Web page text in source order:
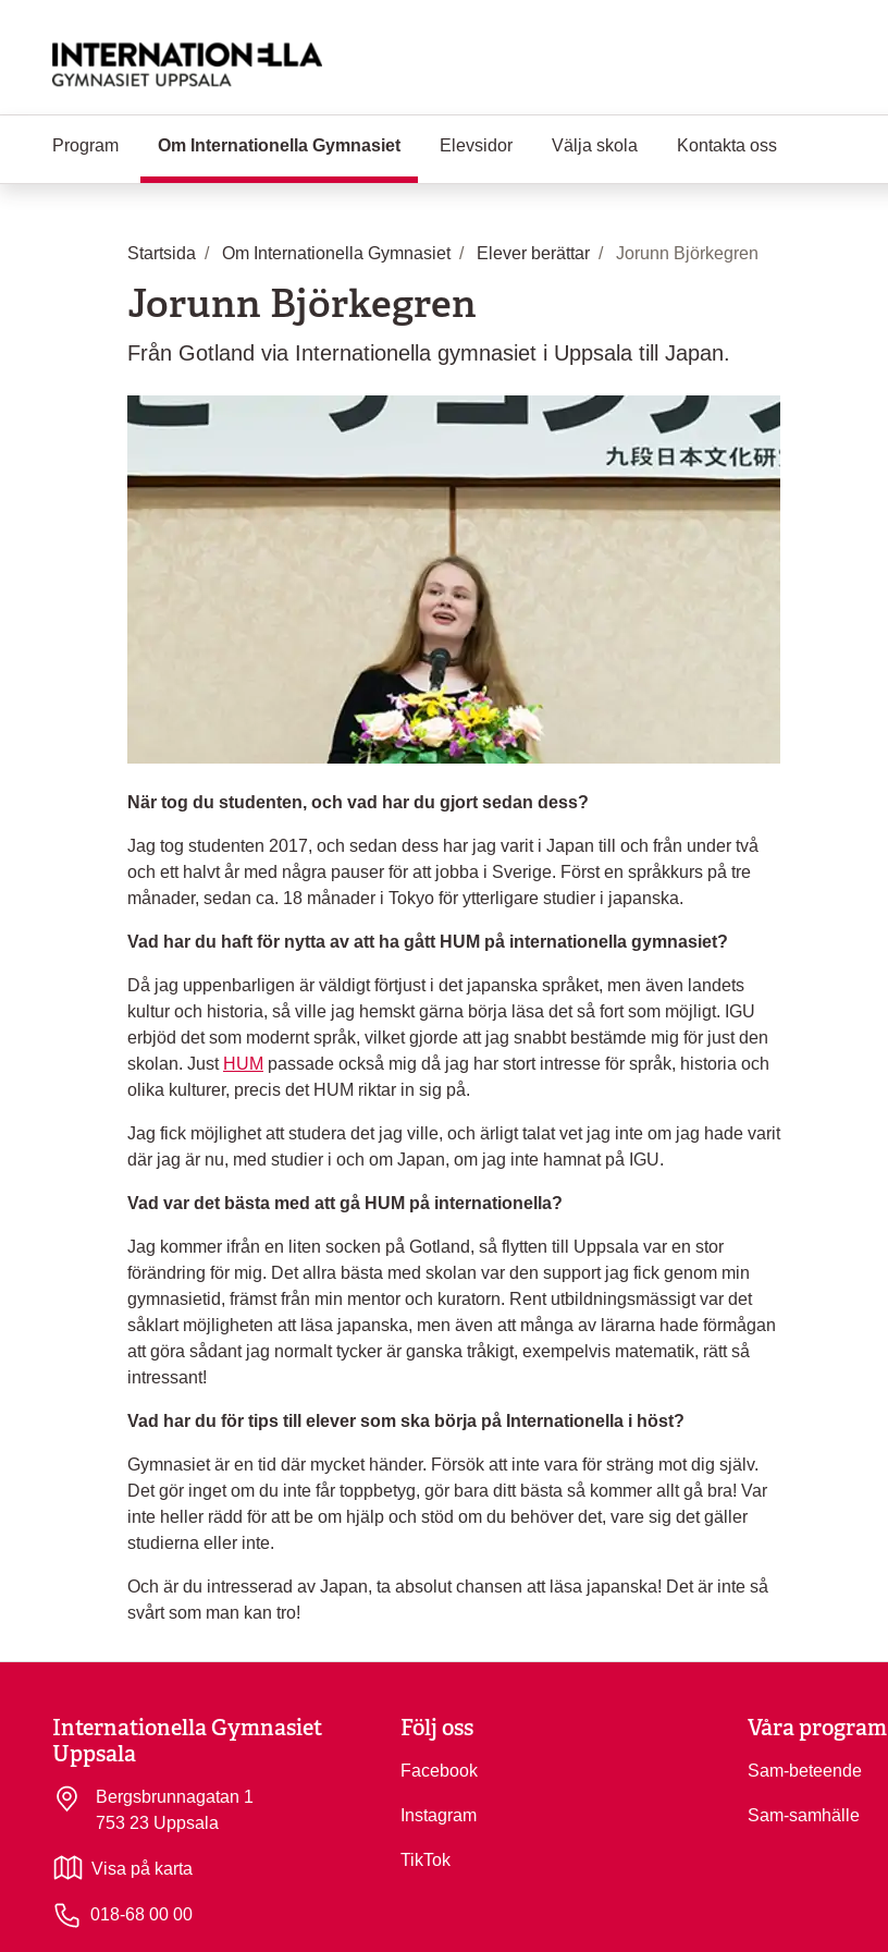
Program Om Internationella Gymnasiet (Aktuell sida)
Elevsidor Välja skola Kontakta oss
Startsida Om Internationella Gymnasiet Elever berättar Jorunn Björkegren
Jorunn Björkegren
Från Gotland via Internationella gymnasiet i Uppsala till Japan.
När tog du studenten, och vad har du gjort sedan dess?
Jag tog studenten 2017, och sedan dess har jag varit i Japan till och från under två
och ett halvt år med några pauser för att jobba i Sverige. Först en språkkurs på tre
månader, sedan ca. 18 månader i Tokyo för ytterligare studier i japanska.
Vad har du haft för nytta av att ha gått HUM på internationella gymnasiet?
Då jag uppenbarligen är väldigt förtjust i det japanska språket, men även landets
kultur och historia, så ville jag hemskt gärna börja läsa det så fort som möjligt. IGU
erbjöd det som modernt språk, vilket gjorde att jag snabbt bestämde mig för just den
skolan. Just HUM passade också mig då jag har stort intresse för språk, historia och
olika kulturer, precis det HUM riktar in sig på.
Jag fick möjlighet att studera det jag ville, och ärligt talat vet jag inte om jag hade varit
där jag är nu, med studier i och om Japan, om jag inte hamnat på IGU.
Vad var det bästa med att gå HUM på internationella?
Jag kommer ifrån en liten socken på Gotland, så flytten till Uppsala var en stor
förändring för mig. Det allra bästa med skolan var den support jag fick genom min
gymnasietid, främst från min mentor och kuratorn. Rent utbildningsmässigt var det
såklart möjligheten att läsa japanska, men även att många av lärarna hade förmågan
att göra sådant jag normalt tycker är ganska tråkigt, exempelvis matematik, rätt så
intressant!
Vad har du för tips till elever som ska börja på Internationella i höst?
Gymnasiet är en tid där mycket händer. Försök att inte vara för sträng mot dig själv.
Det gör inget om du inte får toppbetyg, gör bara ditt bästa så kommer allt gå bra! Var
inte heller rädd för att be om hjälp och stöd om du behöver det, vare sig det gäller
studierna eller inte.
Och är du intresserad av Japan, ta absolut chansen att läsa japanska! Det är inte så
svårt som man kan tro!
Internationella Gymnasiet
Uppsala
Bergsbrunnagatan 1
753 23 Uppsala
Visa på karta
018-68 00 00
Följ oss
Facebook
Instagram
TikTok
Våra program
Sam-beteende
Sam-samhälle